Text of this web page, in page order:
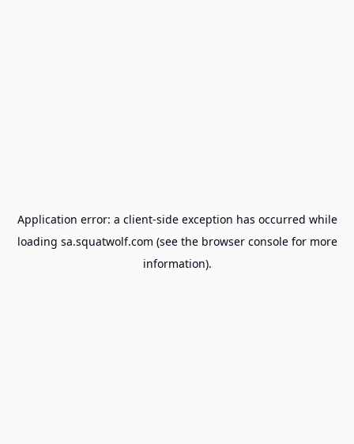
Application error: a client-side exception has occurred while
loading sa.squatwolf.com (see the browser consolefor more
information).